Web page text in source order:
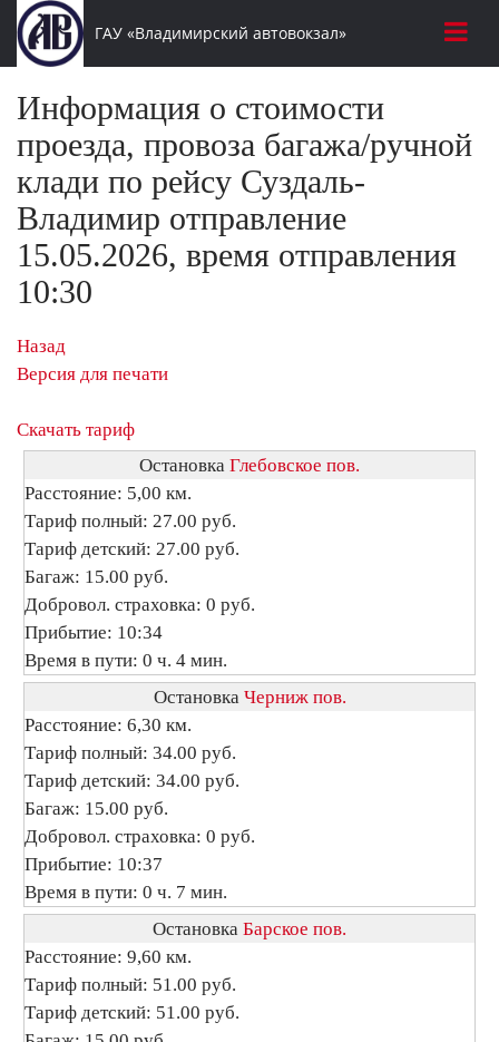
ГАУ «Владимирский автовокзал»
Информация о стоимости
проезда, провоза багажа/ручной
клади по рейсу Суздаль-
Владимир отправление
15.05.2026, время отправления
10:30
Назад
Версия для печати
Скачать тариф
Остановка Глебовское пов.
Расстояние: 5,00 км.
Тариф полный: 27.00 руб.
Тариф детский: 27.00 руб.
Багаж: 15.00 руб.
Добровол. страховка: 0 руб.
Прибытие: 10:34
Время в пути: 0 ч. 4 мин.
Остановка Черниж пов.
Расстояние: 6,30 км.
Тариф полный: 34.00 руб.
Тариф детский: 34.00 руб.
Багаж: 15.00 руб.
Добровол. страховка: 0 руб.
Прибытие: 10:37
Время в пути: 0 ч. 7 мин.
Остановка Барское пов.
Расстояние: 9,60 км.
Тариф полный: 51.00 руб.
Тариф детский: 51.00 руб.